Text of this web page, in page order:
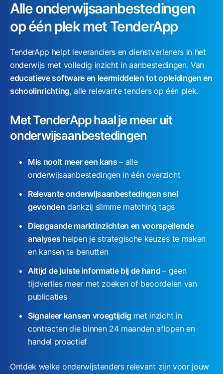
Alle onderwijsaanbestedingen
op één plek met TenderApp
TenderApp helpt leveranciers en dienstverleners in het
onderwijs met volledig inzicht in aanbestedingen. Van
educatieve software en leermiddelen tot opleidingen en
schoolinrichting, alle relevante tenders op één plek.
Met TenderApp haal je meer uit
onderwijsaanbestedingen
Mis nooit meer een kans– alle
onderwijsaanbestedingen in één overzicht
Relevante onderwijsaanbestedingen snel
gevonden dankzij slimme matching tags
Diepgaande marktinzichten en voorspellende
analyses helpen je strategische keuzes te maken
en kansen te benutten
Altijd de juiste informatie bij de hand– geen
tijdverlies meer met zoeken of beoordelen van
publicaties
Signaleer kansen vroegtijdig met inzicht in
contracten die binnen 24 maanden aflopen en
handel proactief
Ontdek welke onderwijstenders relevant zijn voor jouw